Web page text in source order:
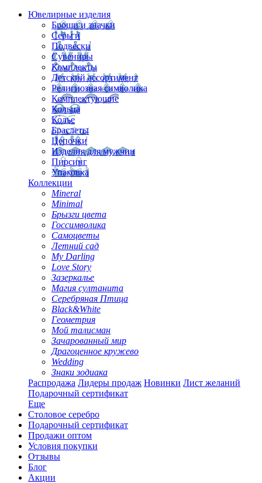
Ювелирные изделия
Броши и значки
Серьги
Подвески
Сувениры
Комплекты
Детский ассортимент
Религиозная символика
Комплектующие
Кольца
Колье
Браслеты
Цепочки
Изделия для мужчин
Пирсинг
Упаковка
Коллекции
Mineral
Minimal
Брызги цвета
Госсимволика
Самоцветы
Летний сад
My Darling
Love Story
Зазеркалье
Магия султанита
Серебряная Птица
Black&White
Геометрия
Мой талисман
Зачарованный мир
Драгоценное кружево
Wedding
Знаки зодиака
Распродажа Лидеры продаж Новинки Лист желаний
Подарочный сертификат
Еще
Столовое серебро
Подарочный сертификат
Продажи оптом
Условия покупки
Отзывы
Блог
Акции